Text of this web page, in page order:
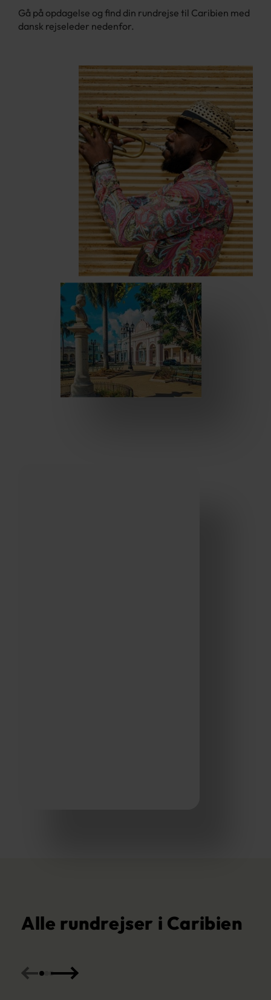
Gå på opdagelse og find din rundrejse til Caribien med
dansk rejseleder nedenfor.
Alle rundrejser i Caribien